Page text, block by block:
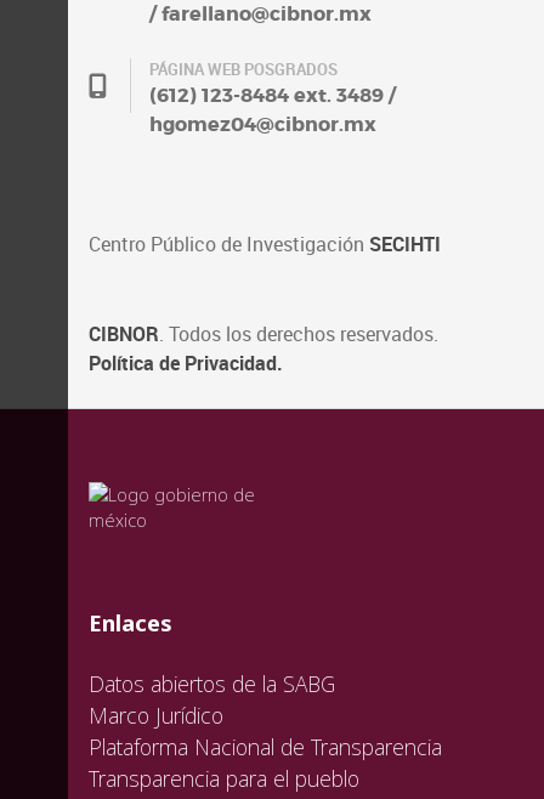
/ farellano@cibnor.mx
PÁGINA WEB POSGRADOS
(612) 123-8484 ext. 3489 /
hgomez04@cibnor.mx
Centro Público de Investigación SECIHTI
CIBNOR. Todos los derechos reservados.
Política de Privacidad.
valida
valida
valida
Enlaces
Datos abiertos de la SABG
Marco Jurídico
Plataforma Nacional de Transparencia
Transparencia para el pueblo